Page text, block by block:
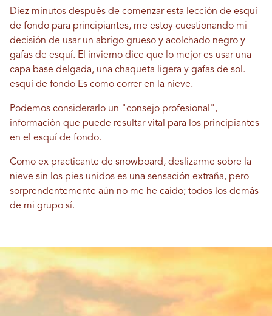
Diez minutos después de comenzar esta lección de esquí
de fondo para principiantes, me estoy cuestionando mi
decisión de usar un abrigo grueso y acolchado negro y
gafas de esquí. El invierno dice que lo mejor es usar una
capa base delgada, una chaqueta ligera y gafas de sol.
esquí de fondo Es como correr en la nieve.
Podemos considerarlo un "consejo profesional",
información que puede resultar vital para los principiantes
en el esquí de fondo.
Como ex practicante de snowboard, deslizarme sobre la
nieve sin los pies unidos es una sensación extraña, pero
sorprendentemente aún no me he caído; todos los demás
de mi grupo sí.